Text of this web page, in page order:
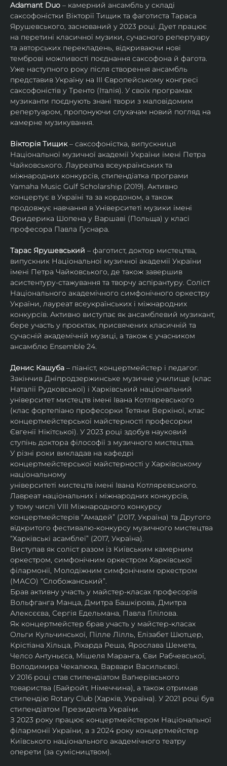
Adamant Duo – камерний ансамбль у складі
саксофоністки Вікторії Тищик та фаготиста Тараса
Ярушевського, заснований у 2023 році. Дует працює
на перетині класичної музики, сучасного репертуару
та авторських перекладень, відкриваючи нові
темброві можливості поєднання саксофона й фагота.
Уже наступного року після створення ансамбль
представив Україну на ІІІ Європейському конгресі
саксофоністів у Тренто (Італія). У своїх програмах
музиканти поєднують знані твори з маловідомим
репертуаром, пропонуючи слухачам новий погляд на
камерне музикування.
Вікторія Тищик – саксофоністка, випускниця
Національної музичної академії України імені Петра
Чайковського. Лауреатка всеукраїнських та
міжнародних конкурсів, стипендіатка програми
Yamaha Music Gulf Scholarship (2019). Активно
концертує в Україні та за кордоном, а також
продовжує навчання в Університеті музики імені
Фридерика Шопена у Варшаві (Польща) у класі
професора Павла Гуснара.
Тарас Ярушевський – фаготист, доктор мистецтва,
випускник Національної музичної академії України
імені Петра Чайковського, де також завершив
асистентуру-стажування та творчу аспірантуру. Соліст
Національного академічного симфонічного оркестру
України, лауреат всеукраїнських і міжнародних
конкурсів. Активно виступає як ансамблевий музикант,
бере участь у проєктах, присвячених класичній та
сучасній академічній музиці, а також є учасником
ансамблю Ensemble 24.
Денис Кашуба – піаніст, концертмейстер і педагог.
Закінчив Дніпродзержинське музичне училище (клас
Наталії Рудковської) і Харківський національний
університет мистецтв імені Івана Котляревського
(клас фортепіано професорки Тетяни Веркіної, клас
концертмейстерської майстерності професорки
Євгенії Нікітської). У 2023 році здобув науковий
ступінь доктора філософії з музичного мистецтва.
У різні роки викладав на кафедрі
концертмейстерської майстерності у Харківському
національному
університеті мистецтв імені Івана Котляревського.
Лавреат національних і міжнародних конкурсів,
у тому числі VIII Міжнародного конкурсу
концертмейстерів “Амадей” (2017, Україна) та Другого
відкритого фестивалю-конкурсу музичного мистецтва
“Харківські асамблеї” (2017, Україна).
Виступав як соліст разом із Київським камерним
оркестром, симфонічним оркестром Харківської
філармонії, Молодіжним симфонічним оркестром
(МАСО) “Слобожанський”.
Брав активну участь у майстер-класах професорів
Вольфганга Манца, Дмитра Башкірова, Дмитра
Алексєєва, Сергія Едельмана, Павла Гілілова.
Як концертмейстер брав участь у майстер-класах
Ольги Кульчинської, Пілле Лілль, Елізабет Шютцер,
Крістіана Хільца, Ріхарда Реша, Ярослава Шемета,
Челсо Антуньєса, Мішеля Маранга, Єви Рабчевської,
Володимира Чекалюка, Варвари Васильєвої.
У 2016 році став стипендіатом Ваґнерівського
товариства (Байройт, Німеччина), а також отримав
стипендію Rotary Club (Харків, Україна). У 2021 році був
стипендіатом Президента України.
З 2023 року працює концертмейстером Національної
філармонії України, а з 2024 року концертмейстер
Київського національного академічного театру
оперети (за сумісництвом).